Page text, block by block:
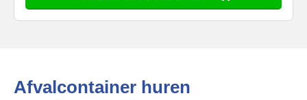
Afvalcontainer huren